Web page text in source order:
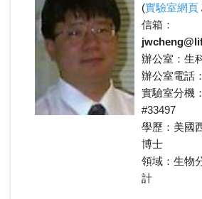
(實驗室網頁
信箱：
辦公室：生
辦公室電話
實驗室分機
#33497
學歷：美國
博士
領域：生物
計